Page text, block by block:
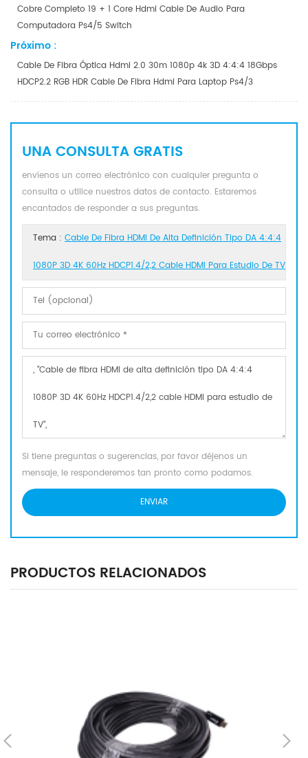
Cobre Completo 19 + 1 Core Hdmi Cable De Audio Para
Computadora Ps4/5 Switch
Próximo :
Cable De Fibra Óptica Hdmi 2.0 30m 1080p 4k 3D 4:4:4 18Gbps
HDCP2.2 RGB HDR Cable De Fibra Hdmi Para Laptop Ps4/3
UNA CONSULTA GRATIS
envíenos un correo electrónico con cualquier pregunta o
consulta o utilice nuestros datos de contacto. Estaremos
encantados de responder a sus preguntas.
Tema : Cable De Fibra HDMI De Alta Definición Tipo DA 4:4:4
1080P 3D 4K 60Hz HDCP1.4/2,2 Cable HDMI Para Estudio De TV
Si tiene preguntas o sugerencias, por favor déjenos un
mensaje, le responderemos tan pronto como podamos.
PRODUCTOS RELACIONADOS